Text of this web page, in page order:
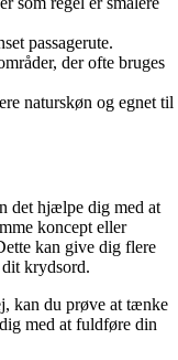
passagerute.
der ofte bruges
naturskøn og egnet til
det hjælpe dig med at
koncept eller
kan give dig flere
krydsord.
kan du prøve at tænke
med at fuldføre din